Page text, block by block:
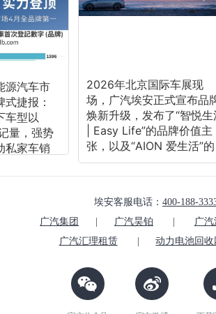
+组织文化+国际化”六大核心能力构
河，打造了国内首个纯电专属工厂
球唯一的新能源汽车灯塔工厂；推
占、唯一、领先的科技，包括枪击
电池、高功率密度的夸克电驱，以
动驾驶的星灵架构等；并构建了先
业链体系，旗下因湃电池工厂、锐
已投产，让广汽埃安成为全球极少
心科技全栈自研自产实力的车企。
在新四化浪潮下，中国品牌迎来出
地区，同时海外工厂泰国智能工厂
厂均已竣工投产。近期2025年慕尼
汽埃安全球战略车型AION V正式宣
面向未来，广汽埃安致力于将顶尖
产品和服务实现全球共享，坚定不
源汽车市
捷报：
车型以
量，强势
私家车销
品实力、
2026年北京国际车展现
场，广汽埃安正式宣布品
焕新升级，发布了“智悦生
| Easy Life”的品牌价值主
张，以及“AION 爱生活”的
品牌价值口号，将以时尚
活”的向往。现场更预告了
牌焕新后的首款全新
型将于今年第四季度正式
埃安客服电话： 400-188-
广汽集团
| 广汽昊铂 |
广
广汽汇理租赁
| 动力电池回